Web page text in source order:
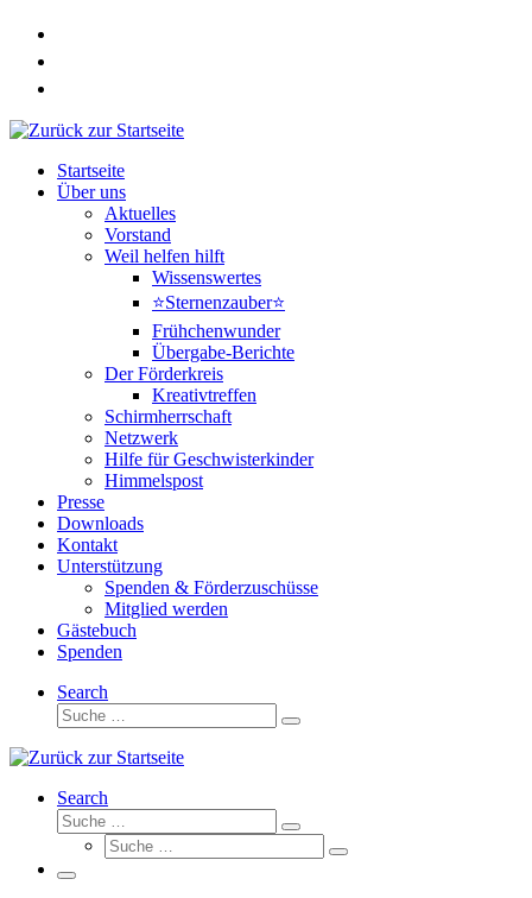
Zum
springen
Startseite
Über uns
Aktuelles
Vorstand
Weil helfen hilft
Wissenswertes
⭐Sternenzauber⭐
Frühchenwunder
Übergabe-Berichte
Der Förderkreis
Kreativtreffen
Schirmherrschaft
Netzwerk
Hilfe für Geschwisterkinder
Himmelspost
Presse
Downloads
Kontakt
Unterstützung
Spenden & Förderzuschüsse
Mitglied werden
Gästebuch
Spenden
Search
Suche
Suche
Search
Suche
Suche
Suche
Suche
Menü